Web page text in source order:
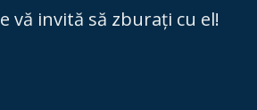
vă invită să zburați cu el!